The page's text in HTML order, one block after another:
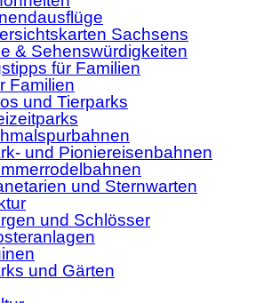
Sachsens
& Sehenswürdigkeiten
für Familien
Familien
und Tierparks
und Pioniereisenbahnen
und Sternwarten
und Schlösser
und Gärten